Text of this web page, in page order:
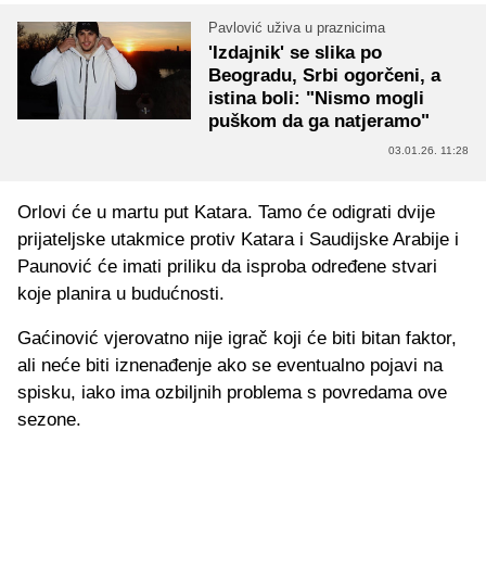
Pavlović uživa u praznicima
'Izdajnik' se slika po
Beogradu, Srbi ogorčeni, a
istina boli: "Nismo mogli
puškom da ga natjeramo"
03.01.26. 11:28
Orlovi će u martu put Katara. Tamo će odigrati dvije
prijateljske utakmice protiv Katara i Saudijske Arabije i
Paunović će imati priliku da isproba određene stvari
koje planira u budućnosti.
Gaćinović vjerovatno nije igrač koji će biti bitan faktor,
ali neće biti iznenađenje ako se eventualno pojavi na
spisku, iako ima ozbiljnih problema s povredama ove
sezone.